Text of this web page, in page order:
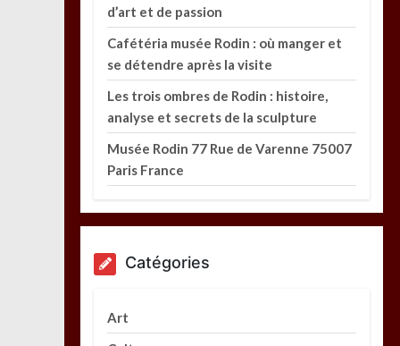
d’art et de passion
Cafétéria musée Rodin : où manger et
se détendre après la visite
Les trois ombres de Rodin : histoire,
analyse et secrets de la sculpture
Musée Rodin 77 Rue de Varenne 75007
Paris France
Catégories
Art